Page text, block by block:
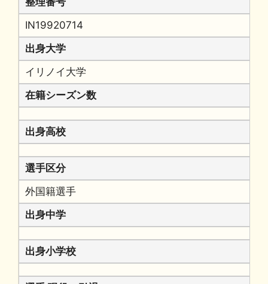
IN19920714
出身大学
イリノイ大学
在籍シーズン数
出身高校
選手区分
外国籍選手
出身中学
出身小学校